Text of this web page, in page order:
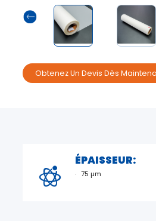
Obtenez Un Devis Dès
ÉPAISSEUR:
75 µm